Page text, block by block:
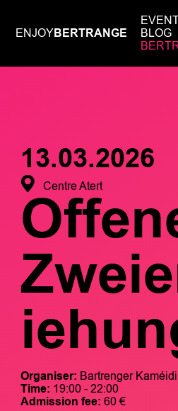
ENJOYBERTRANGE
BLOG
13.03.2026
Centre Atert
Organiser: Bartrenger Kaméidi
Time: 19:00 - 22:00
Admission fee: 60 €